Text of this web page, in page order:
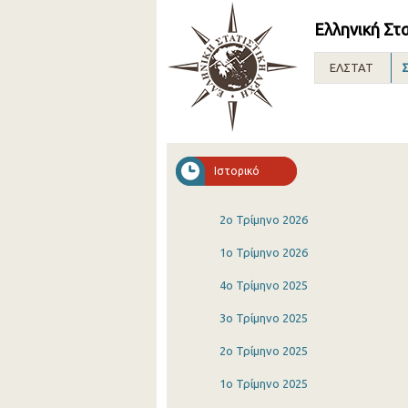
Ελληνική
ΕΛΣΤΑΤ
Ιστορικό
2o Τρίμηνο 2026
1o Τρίμηνο 2026
4o Τρίμηνο 2025
3o Τρίμηνο 2025
2o Τρίμηνο 2025
1o Τρίμηνο 2025